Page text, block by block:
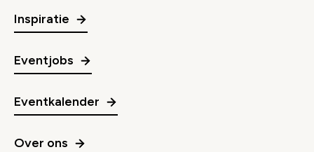
Inspiratie
Eventjobs
Eventkalender
Over ons